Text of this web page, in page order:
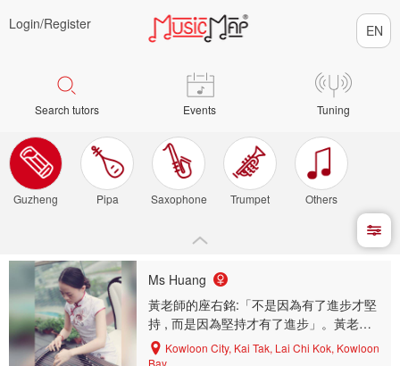
Login/Register
Search tutors Events Tuning
Guzheng Pipa Saxophone Trumpet Others
Ms Huang
黃老師的座右銘:「不是因為有了進步才堅
持 , 而是因為堅持才有了進步」。黃老師
希望教授更多學生認識古箏 , 從而愛上古
箏。
Kowloon City, Kai Tak, Lai Chi Kok, Kowloon
Bay